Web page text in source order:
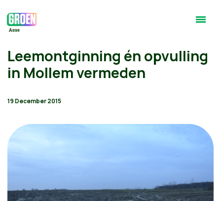
Leemontginning én opvulling
in Mollem vermeden
19 December 2015